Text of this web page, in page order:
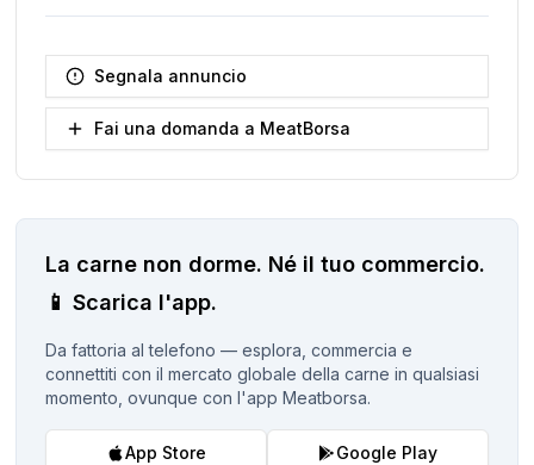
Segnala annuncio
Fai una domanda a MeatBorsa
La carne non dorme. Né il tuo commercio.
📱Scarica l'app.
Da fattoria al telefono — esplora, commercia e
connettiti con il mercato globale della carne in qualsiasi
momento, ovunque con l'app Meatborsa.
App Store Google Play